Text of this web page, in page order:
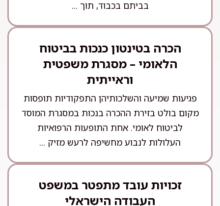
בביתם בכבוד, תוך ...
הכרה בטינטון כנכות בביטוח
הלאומי – מסגרת משפטית
וראייתית
פגיעות שמיעה והשלכותיהן התפקודיות תופסות
מקום בולט בזירת ההכרה בנכות במסגרת המוסד
לביטוח לאומי. אחת התופעות הרפואיות
העלולות לנבוע מחשיפה לרעש מזיק ...
זכויות עובד מתפטר במשפט
העבודה הישראלי